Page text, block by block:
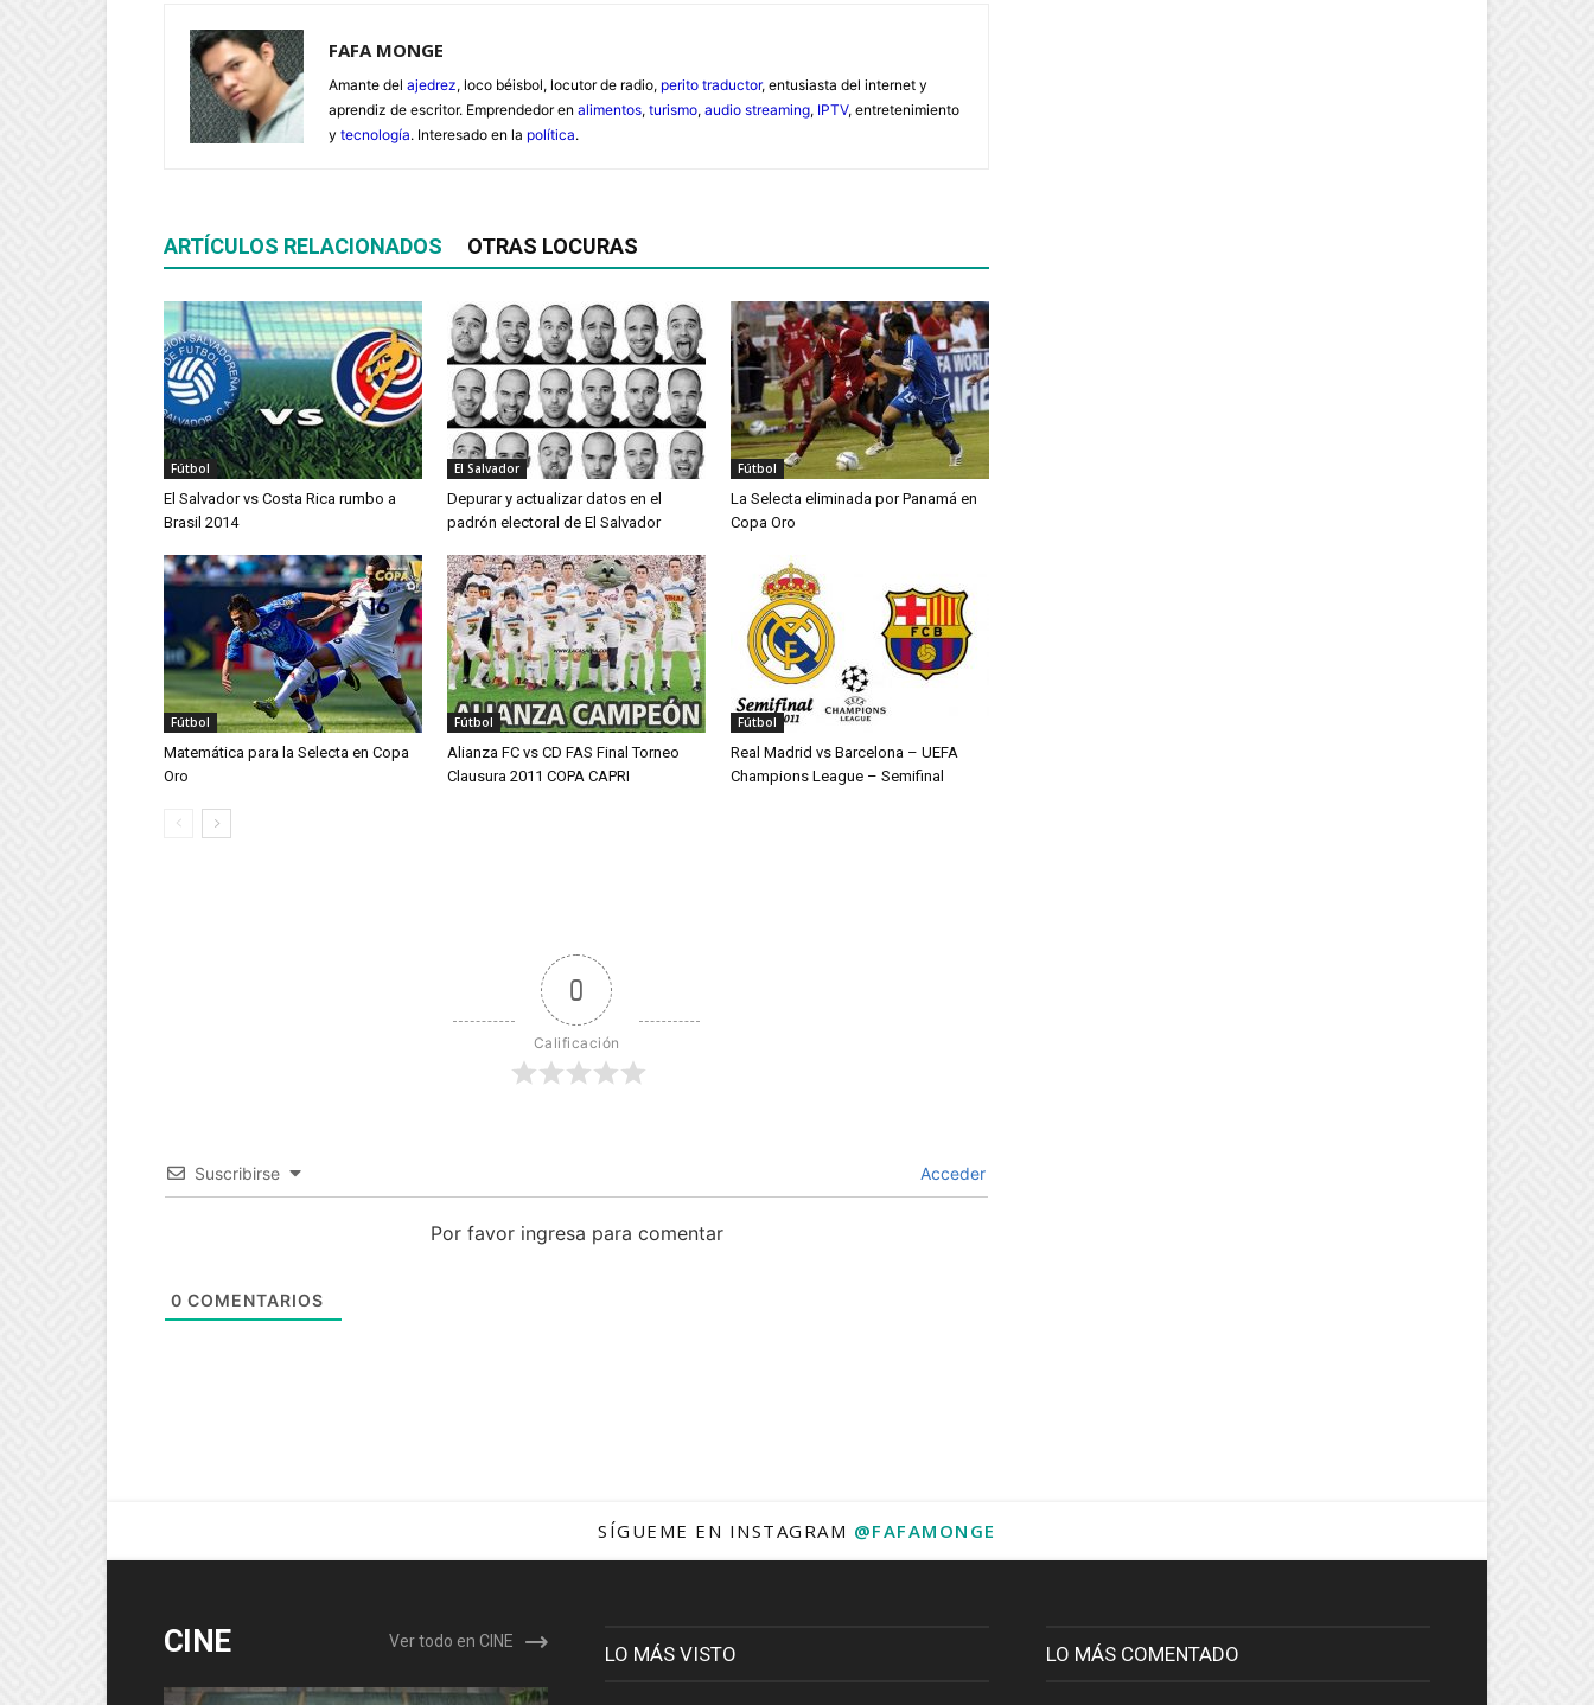
FAFA MONGE
Amante del ajedrez, loco béisbol, locutor de radio, perito traductor, entusiasta del internet y
aprendiz de escritor. Emprendedor en alimentos, turismo, audio streaming, IPTV, entretenimiento
y tecnología. Interesado en la política.
ARTÍCULOS RELACIONADOS OTRAS LOCURAS
Fútbol
El Salvador vs Costa Rica rumbo a
Brasil 2014
El Salvador
Depurar y actualizar datos en el
padrón electoral de El Salvador
Fútbol
La Selecta eliminada por Panamá en
Copa Oro
Fútbol
Matemática para la Selecta en Copa
Oro
Fútbol
Alianza FC vs CD FAS Final Torneo
Clausura 2011 COPA CAPRI
Fútbol
Real Madrid vs Barcelona – UEFA
Champions League – Semifinal
0
Calificación
Suscribirse Acceder
Por favor ingresa para comentar
0 COMENTARIOS
SÍGUEME EN INSTAGRAM @FAFAMONGE
CINE Ver todo en CINE
LO MÁS VISTO LO MÁS COMENTADO